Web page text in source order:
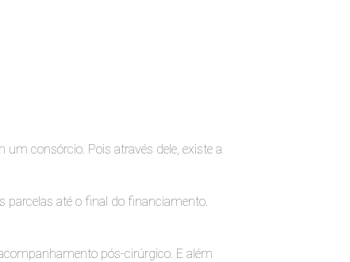
consórcio. Pois através dele, existe a
parcelas até o final do financiamento.
pós-cirúrgico. E além